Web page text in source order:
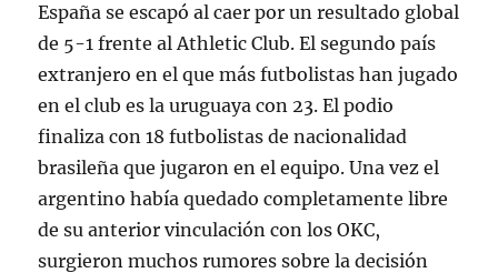
España se escapó al caer por un resultado global
de 5-1 frente al Athletic Club. El segundo país
extranjero en el que más futbolistas han jugado
en el club es la uruguaya con 23. El podio
finaliza con 18 futbolistas de nacionalidad
brasileña que jugaron en el equipo. Una vez el
argentino había quedado completamente libre
de su anterior vinculación con los OKC,
surgieron muchos rumores sobre la decisión